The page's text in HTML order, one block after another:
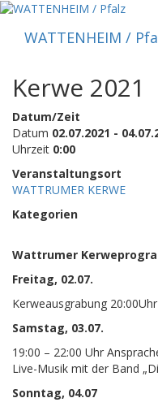
Zum
springenWATTENHEIM /
Kerwe 2021
Datum/Zeit
Datum 02.07.2021 -
Uhrzeit 0:00
Veranstaltungsort
WATTRUMER KERWE
Kategorien
Wattrumer
Freitag, 02.07.
Kerweausgrabung 20:00Uhr
Samstag, 03.07.
19:00 – 22:00 Uhr
Live-Musik mit der Band
Sonntag, 04.07